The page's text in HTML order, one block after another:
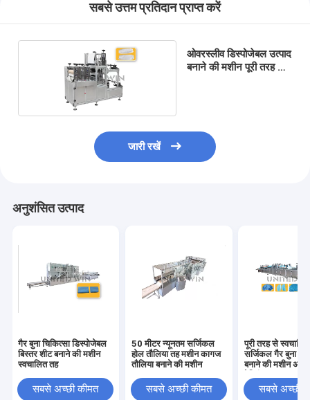
सबसे उत्तम प्रतिदान प्राप्त करें
ओवरस्लीव डिस्पोजेबल उत्पाद
बनाने की मशीन पूरी तरह से
जारी रखें
अनुशंसित उत्पाद
गैर बुना चिकित्सा डिस्पोजेबल
बिस्तर शीट बनाने की मशीन
स्वचालित तह
सबसे अच्छी कीमत
50 मीटर न्यूनतम सर्जिकल
होल तौलिया तह मशीन कागज
तौलिया बनाने की मशीन
सबसे अच्छी कीमत
पूरी तरह से स्वचालित
सर्जिकल गैर बुना
बनाने की मशीन
सबसे अच्छी